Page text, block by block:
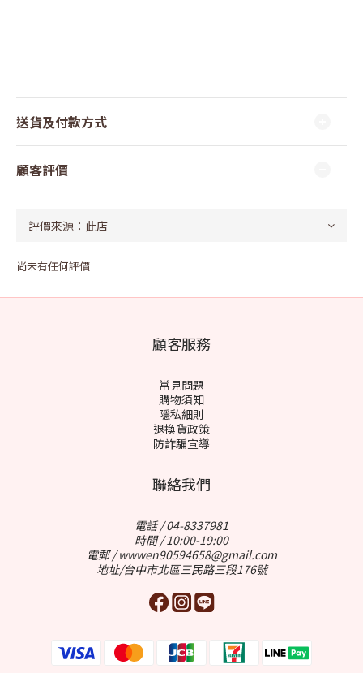
送貨及付款方式
顧客評價
尚未有任何評價
顧客服務
常見問題
購物須知
隱私細則
退換貨政策
防詐騙宣導
聯絡我們
電話 / 04-8337981
時間 / 10:00-19:00
電郵 / wwwen90594658@gmail.com
地址/台中市北區三民路三段176號